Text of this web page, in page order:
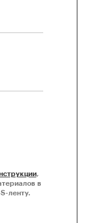
,
в
ленту.